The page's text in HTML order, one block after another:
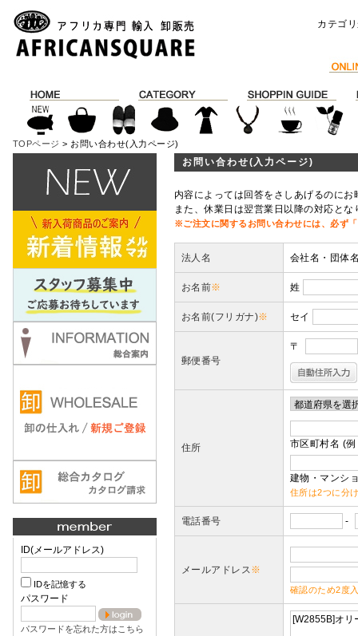
カテゴ
TOPページ > お問い合わせ(入力ページ)
ID(メールアドレス)
IDを記憶する
パスワード
パスワードを忘れた方はこちら
お問い合わせ(入力ページ)
内容によっては回答をさしあげるのに
また、休業日は翌営業日以降の対応と
※ご注文に関するお問い合わせには、必ず
法人名 会社名・団体
お名前※ 姓
お名前(フリガナ)※ セイ
郵便番号
〒
住所 市区町村名 (
建物・マンシ
住所は2つに分
電話番号 -
メールアドレス※
確認のため2度